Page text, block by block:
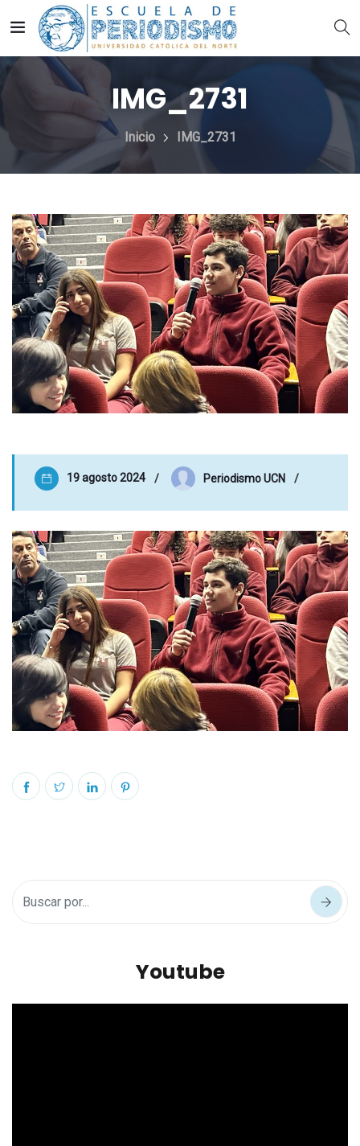
IMG_2731
Inicio IMG_2731
19 agosto 2024 Periodismo UCN
Youtube